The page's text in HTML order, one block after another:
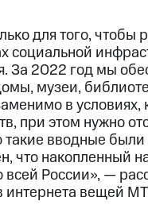
для того, чтобы
За 2022 год мы
музеи,
в условиях,
при этом нужно
вводные
что накопленный
России», —
интернета вещей